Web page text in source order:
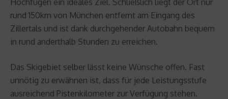
rund 150km von München entfernt am Eingang des
Zillertals und ist dank durchgehender Autobahn bequem
in rund anderthalb Stunden zu erreichen.
Das Skigebiet selber lässt keine Wünsche offen. Fast
unnötig zu erwähnen ist, dass für jede Leistungsstufe
ausreichend Pistenkilometer zur Verfügung stehen.